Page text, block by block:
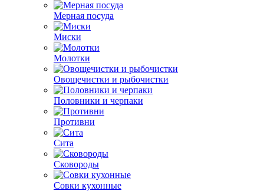
Мерная посуда
Миски
Молотки
Овощечистки и рыбочистки
Половники и черпаки
Противни
Сита
Сковороды
Совки кухонные